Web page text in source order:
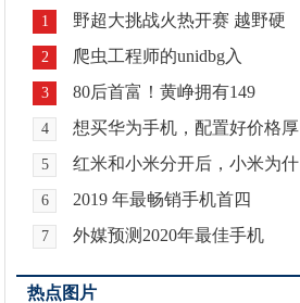
1 野超大挑战火热开赛 越野硬
2 爬虫工程师的unidbg入
3 80后首富！黄峥拥有149
4 想买华为手机，配置好价格厚
5 红米和小米分开后，小米为什
6 2019 年最畅销手机首四
7 外媒预测2020年最佳手机
热点图片